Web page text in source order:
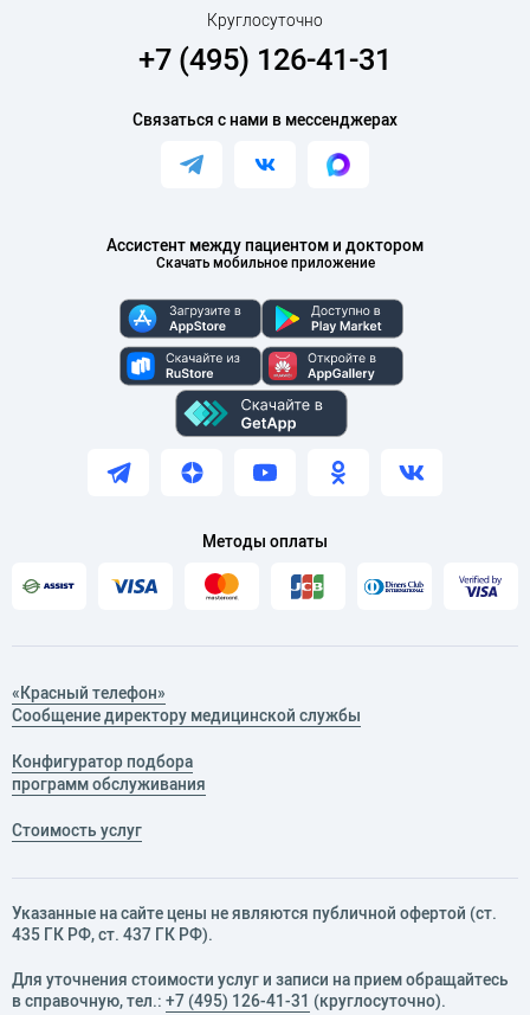
Ассистент между пациентом и доктором
Скачать мобильное приложение
Круглосуточно
+7 (495) 126-41-31
Связаться с нами в мессенджерах
Методы оплаты
«Красный телефон»
Сообщение директору медицинской службы
Конфигуратор подбора
программ обслуживания
Стоимость услуг
Указанные на сайте цены не являются публичной офертой (ст.
435 ГК РФ, cт. 437 ГК РФ).
Для уточнения стоимости услуг и записи на прием обращайтесь
в справочную, тел.: +7 (495) 126-41-31 (круглосуточно).